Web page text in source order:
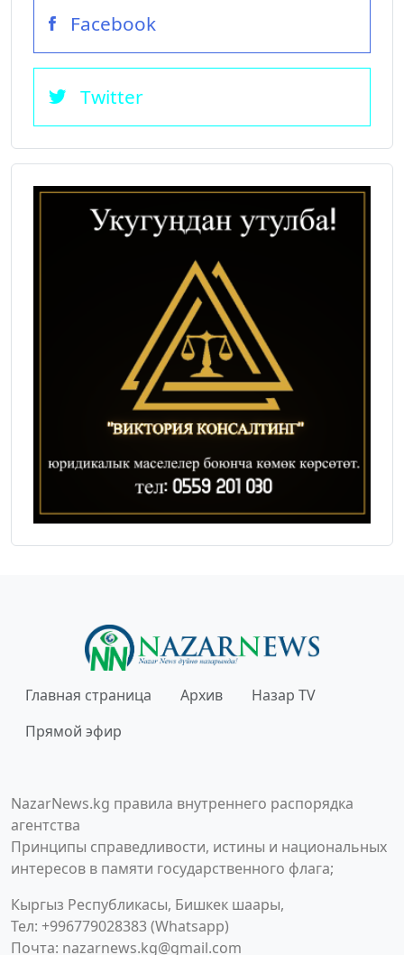
Facebook
Twitter
Главная страница Архив
Назар TV
Прямой эфир
NazarNews.kg правила внутреннего распорядка
агентства
Принципы справедливости, истины и национальных
интересов в памяти государственного флага;
Кыргыз Республикасы, Бишкек шаары,
Тел: +996779028383 (Whatsapp)
Почта: nazarnews.kg@gmail.com